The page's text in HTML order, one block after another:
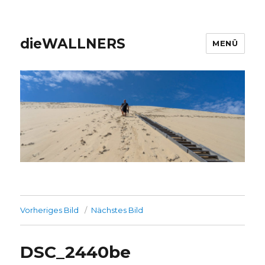
dieWALLNERS MENÜ
Vorheriges Bild Nächstes Bild
DSC_2440be